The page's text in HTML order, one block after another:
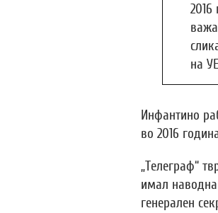
2016
на
Инфантино
во 2016
„Телеграф“
имал
генерален